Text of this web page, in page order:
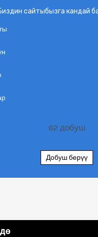
сайтыбызга кандай
62 добуш
Добуш берүү